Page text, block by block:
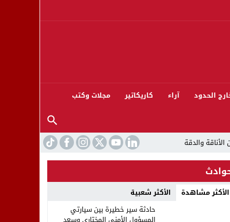
الحدود آراء كاريكاتير مجلات وكتب
الأكثر مشاهدة الأكثر شعبية
حادثة سير خطيرة بين سيارتي